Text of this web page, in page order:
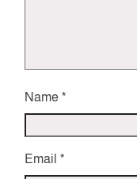
Name*
Email *